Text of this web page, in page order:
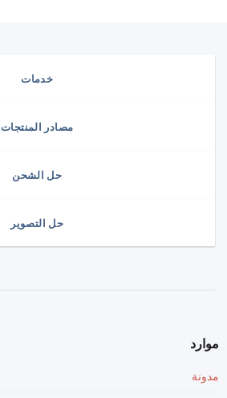
خدمات
مصادر المنتجات
حل الشحن
حل التصوير
موارد
مدونة